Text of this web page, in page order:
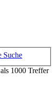
Suche
1000 Treffer